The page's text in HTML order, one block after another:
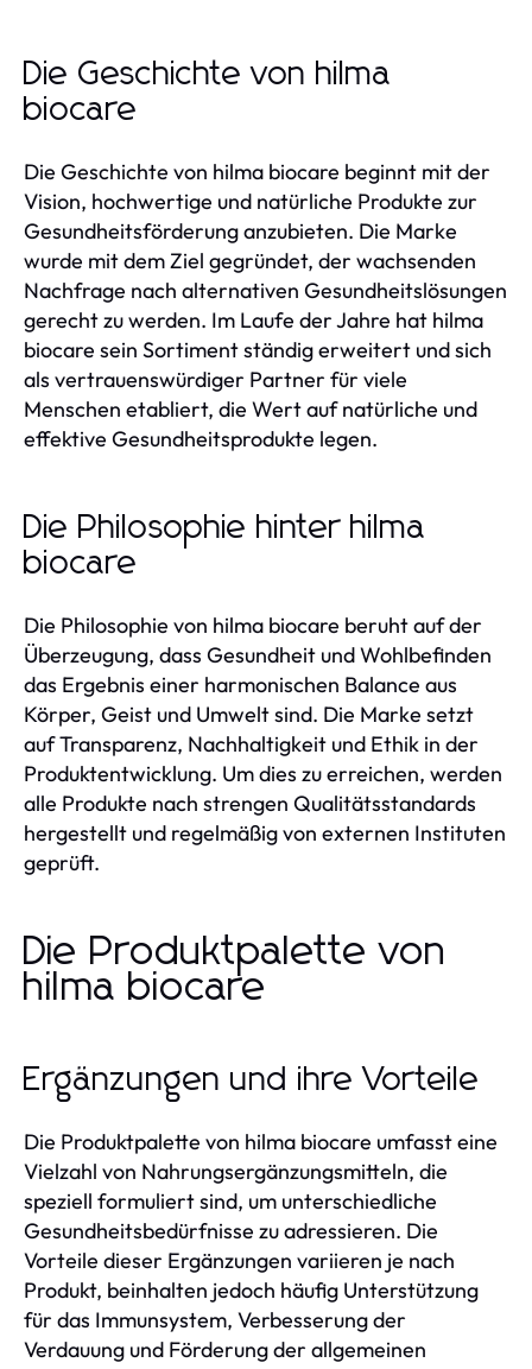
Die Geschichte von hilma
biocare
Die Geschichte von hilma biocare beginnt mit der
Vision, hochwertige und natürliche Produkte zur
Gesundheitsförderung anzubieten. Die Marke
wurde mit dem Ziel gegründet, der wachsenden
Nachfrage nach alternativen Gesundheitslösungen
gerecht zu werden. Im Laufe der Jahre hat hilma
biocare sein Sortiment ständig erweitert und sich
als vertrauenswürdiger Partner für viele
Menschen etabliert, die Wert auf natürliche und
effektive Gesundheitsprodukte legen.
Die Philosophie hinter hilma
biocare
Die Philosophie von hilma biocare beruht auf der
Überzeugung, dass Gesundheit und Wohlbefinden
das Ergebnis einer harmonischen Balance aus
Körper, Geist und Umwelt sind. Die Marke setzt
auf Transparenz, Nachhaltigkeit und Ethik in der
Produktentwicklung. Um dies zu erreichen, werden
alle Produkte nach strengen Qualitätsstandards
hergestellt und regelmäßig von externen Instituten
geprüft.
Die Produktpalette von
hilma biocare
Ergänzungen und ihre Vorteile
Die Produktpalette von hilma biocare umfasst eine
Vielzahl von Nahrungsergänzungsmitteln, die
speziell formuliert sind, um unterschiedliche
Gesundheitsbedürfnisse zu adressieren. Die
Vorteile dieser Ergänzungen variieren je nach
Produkt, beinhalten jedoch häufig Unterstützung
für das Immunsystem, Verbesserung der
Verdauung und Förderung der allgemeinen